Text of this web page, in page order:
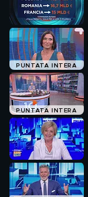
PUNTATA INTERA
PUNTATA INTERA